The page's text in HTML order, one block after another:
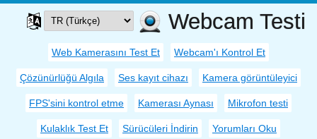
Webcam Testi
Web Kamerasını Test Et Webcam'ı Kontrol Et
Çözünürlüğü Algıla Ses kayıt cihazı Kamera görüntüleyici
FPS'sini kontrol etme Kamerası Aynası Mikrofon testi
Kulaklık Test Et Sürücüleri İndirin Yorumları Oku